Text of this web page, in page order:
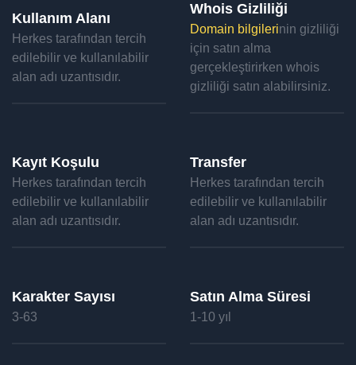
Kullanım Alanı
Herkes tarafından tercih
edilebilir ve kullanılabilir
alan adı uzantısıdır.
Whois Gizliliği
Domain bilgilerinin gizliliği
için satın alma
gerçekleştirirken whois
gizliliği satın alabilirsiniz.
Kayıt Koşulu
Herkes tarafından tercih
edilebilir ve kullanılabilir
alan adı uzantısıdır.
Transfer
Herkes tarafından tercih
edilebilir ve kullanılabilir
alan adı uzantısıdır.
Karakter Sayısı
3-63
Satın Alma Süresi
1-10 yıl